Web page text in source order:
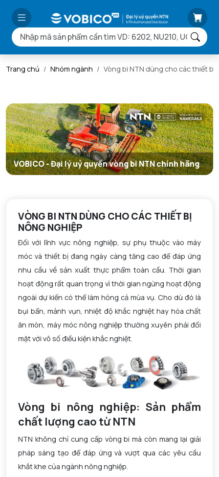
Trang chủ Nhóm ngành Vòng bi NTN dùng cho các thiết bị
VOBICO - Đại lý uỷ quyền vòng bi NTN chính hãng
VÒNG BI NTN DÙNG CHO CÁC THIẾT BỊ
NÔNG NGHIỆP
Đối với lĩnh vực nông nghiệp, sự phụ thuộc vào máy
móc và thiết bị đang ngày càng tăng cao để đáp ứng
nhu cầu về sản xuất thực phẩm toàn cầu. Thời gian
hoạt động rất quan trọng vì thời gian ngừng hoạt động
ngoài dự kiến ​​có thể làm hỏng cả mùa vụ. Cho dù đó là
bụi bẩn, mảnh vụn, nhiệt độ khắc nghiệt hay hóa chất
ăn mòn, máy móc nông nghiệp thường xuyên phải đối
mặt với vô số điều kiện khắc nghiệt.
Vòng bi nông nghiệp: Sản phẩm
chất lượng cao từ NTN
NTN không chỉ cung cấp vòng bi mà còn mang lại giải
pháp sáng tạo để đáp ứng và vượt qua các yêu cầu
khắt khe của ngành nông nghiệp.